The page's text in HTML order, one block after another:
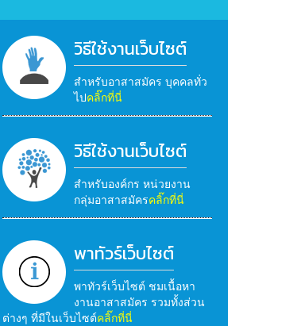
วิธีใช้งานเว็บไซต์
สำหรับอาสาสมัคร บุคคลทั่ว
ไปคลิ๊กที่นี่
วิธีใช้งานเว็บไซต์
สำหรับองค์กร หน่วยงาน
กลุ่มอาสาสมัครคลิ๊กที่นี่
พาทัวร์เว็บไซต์
พาทัวร์เว็บไซต์ ชมเนื้อหา
งานอาสาสมัคร รวมทั้งส่วน
ต่างๆ ที่มีในเว็บไซต์คลิ๊กที่นี่